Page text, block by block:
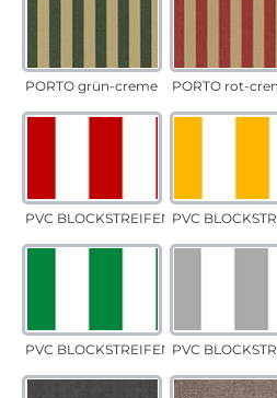
PORTO grün-creme PORTO rot-
PVC BLOCKSTREIFEN rot
PVC
PVC BLOCKSTREIFEN grün
PVC